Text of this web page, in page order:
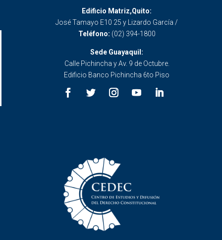
Edificio Matriz,Quito:
José Tamayo E10 25 y Lizardo García /
Teléfono: (02) 394-1800
Sede Guayaquil:
Calle Pichincha y Av. 9 de Octubre.
Edificio Banco Pichincha 6to Piso